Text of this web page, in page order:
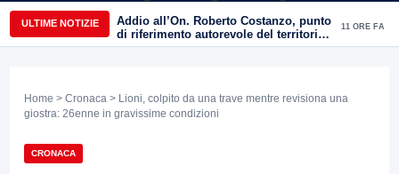
ULTIME NOTIZIE
Addio all’On. Roberto Costanzo, punto
di riferimento autorevole del territorio,
Parente: “alle Acli ha donato amicizia,
11 ORE FA
Home > Cronaca > Lioni, colpito da una trave mentre revisiona una
giostra: 26enne in gravissime condizioni
CRONACA